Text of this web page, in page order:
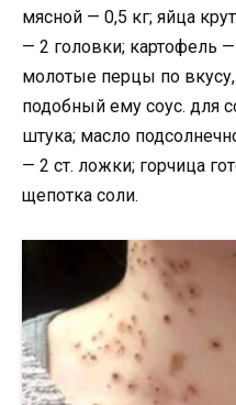
мясной — 0,5 кг; яйца
— 2 головки; картофель
молотые перцы по
подобный ему соус. для
штука; масло
— 2 ст. ложки; горчица
щепотка соли.